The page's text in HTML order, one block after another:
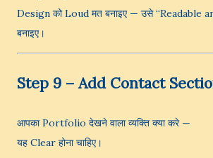
Design को Loud मत बनाइए — उसे “Readable
बनाइए।
Step 9 – Add Contact
आपका Portfolio देखने वाला व्यक्ति क्या करे —
यह Clear होना चाहिए।